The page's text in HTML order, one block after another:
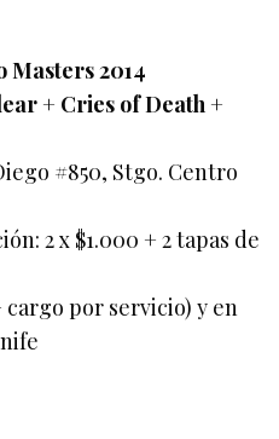
Masters 2014
+ Cries of Death +
#850, Stgo. Centro
2 x $1.000 + 2 tapas de
por servicio) y en